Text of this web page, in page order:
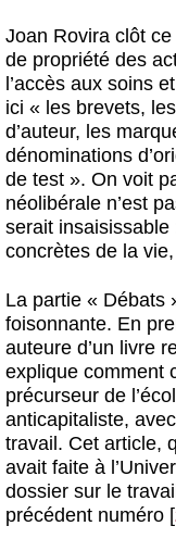
Joan Rovira clôt
de propriété des
l’accès aux soins
ici « les brevets,
d’auteur, les
dénominations
de test ». On voit
néolibérale n’est
serait
concrètes de la
La partie « Débats
foisonnante. En
auteure d’un livre
explique comment
précurseur de
anticapitaliste,
travail. Cet article,
avait faite à
dossier sur le
précédent numéro [